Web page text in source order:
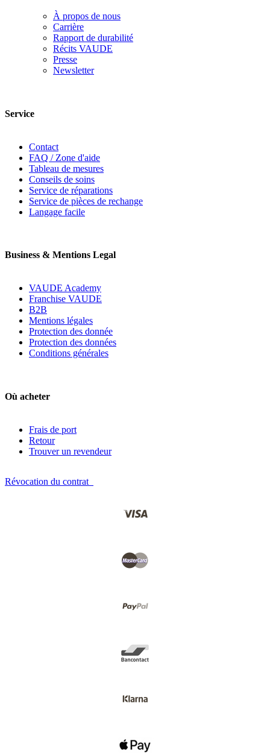
À propos de nous
Carrière
Rapport de durabilité
Récits VAUDE
Presse
Newsletter
Service
Contact
FAQ / Zone d'aide
Tableau de mesures
Conseils de soins
Service de réparations
Service de pièces de rechange
Langage facile
Business & Mentions Legal
VAUDE Academy
Franchise VAUDE
B2B
Mentions légales
Protection des donnée
Protection des données
Conditions générales
Où acheter
Frais de port
Retour
Trouver un revendeur
Révocation du contrat